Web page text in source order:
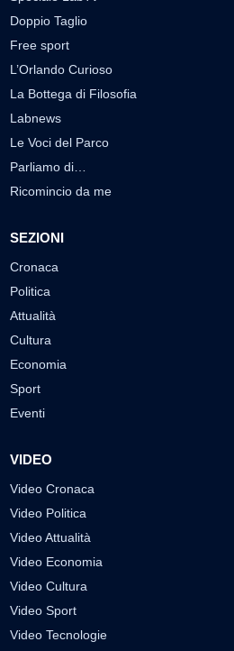
Doppio Taglio
Free sport
L’Orlando Curioso
La Bottega di Filosofia
Labnews
Le Voci del Parco
Parliamo di…
Ricomincio da me
SEZIONI
Cronaca
Politica
Attualità
Cultura
Economia
Sport
Eventi
VIDEO
Video Cronaca
Video Politica
Video Attualità
Video Economia
Video Cultura
Video Sport
Video Tecnologie